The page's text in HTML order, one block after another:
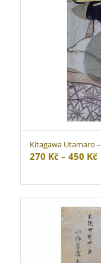
Kitagawa Utamaro
270 Kč – 450 Kč